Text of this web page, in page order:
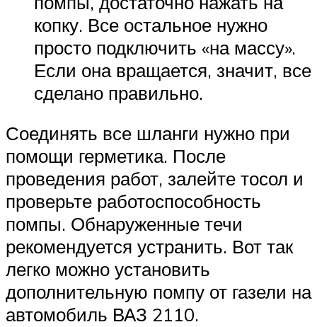
копку. Все остальное нужно
просто подключить «на массу».
Если она вращается, значит, все
сделано правильно.
Соединять все шланги нужно при
помощи герметика. После
проведения работ, залейте тосол и
проверьте работоспособность
помпы. Обнаруженные течи
рекомендуется устранить. Вот так
легко можно установить
дополнительную помпу от газели на
автомобиль ВАЗ 2110.